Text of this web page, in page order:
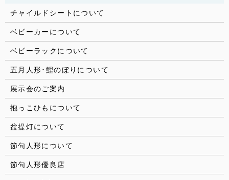
チャイルドシートについて
ベビーカーについて
ベビーラックについて
五月人形･鯉のぼりについて
展示会のご案内
抱っこひもについて
盆提灯について
節句人形について
節句人形優良店